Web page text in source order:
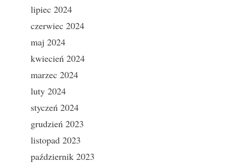
lipiec 2024
czerwiec 2024
maj 2024
kwiecień 2024
marzec 2024
luty 2024
styczeń 2024
grudzień 2023
listopad 2023
październik 2023